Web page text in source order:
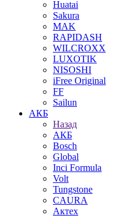
Huatai
Sakura
MAK
RAPIDASH
WILCROXX
LUXOTIK
NISOSHI
iFree Original
FF
Sailun
АКБ
Назад
АКБ
Bosch
Global
Inci Formula
Volt
Tungstone
CAURA
Актех